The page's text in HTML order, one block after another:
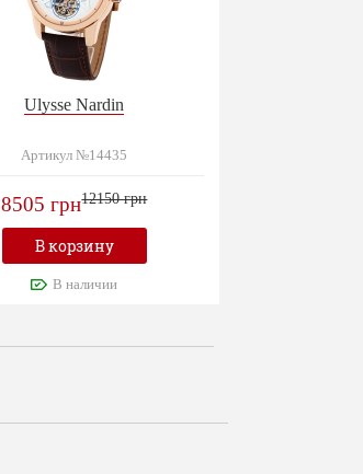
Ulysse Nardin
Артикул №14435
8505 грн12150 грн
В корзину
В наличии